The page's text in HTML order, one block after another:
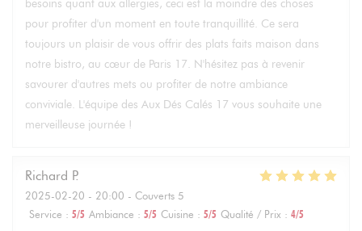
besoins quant aux allergies, ceci est la moindre des choses
pour profiter d'un moment en toute tranquillité. Ce sera
toujours un plaisir de vous offrir des plats faits maison dans
notre bistro, au cœur de Paris 17. N'hésitez pas à revenir
savourer d'autres mets ou profiter de notre ambiance
conviviale. L'équipe des Aux Dés Calés 17 vous souhaite une
merveilleuse journée !
Richard P
2025-02-20 - 20:00 - Couverts 5
Service : 5/5 Ambiance : 5/5 Cuisine : 5/5 Qualité / Prix : 4/5